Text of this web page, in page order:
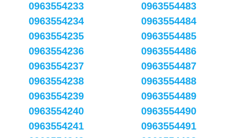
0963554233
0963554234
0963554235
0963554236
0963554237
0963554238
0963554239
0963554240
0963554241
0963554483
0963554484
0963554485
0963554486
0963554487
0963554488
0963554489
0963554490
0963554491